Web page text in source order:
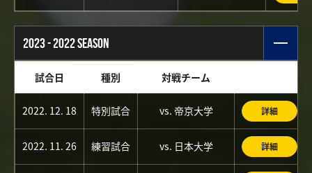
2023 - 2022 SEASON
試合日 種別 対戦チーム
2022. 12. 18 特別試合 vs. 帝京大学 詳細
2022. 11. 26 練習試合 vs. 日本大学 詳細